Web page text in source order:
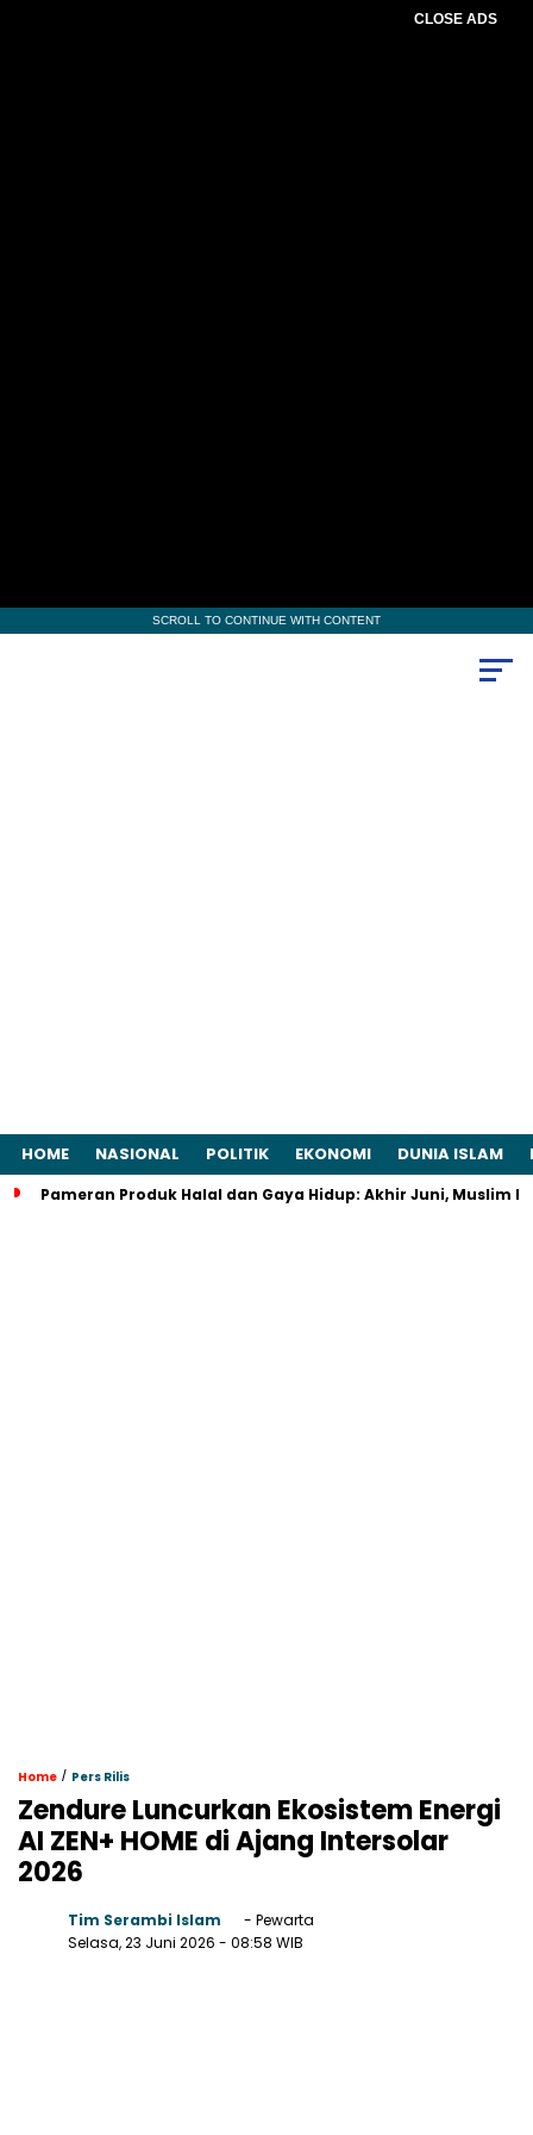
CLOSE ADS
SCROLL TO CONTINUE WITH CONTENT
HOME NASIONAL POLITIK EKONOMI DUNIA ISLAM
Pameran Produk Halal dan Gaya Hidup: Akhir Juni, Muslim
Home / Pers Rilis
Zendure Luncurkan Ekosistem Energi
AI ZEN+ HOME di Ajang Intersolar
2026
Tim Serambi Islam
- Pewarta
Selasa, 23 Juni 2026 - 08:58 WIB